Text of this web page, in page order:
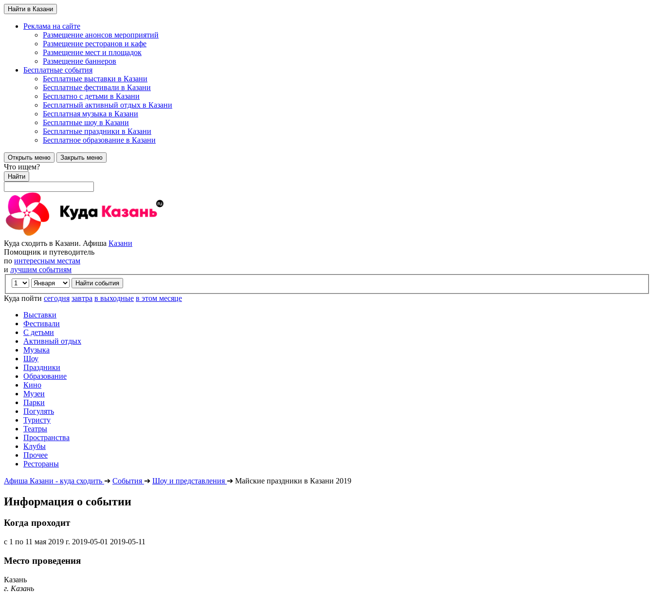
Найти в Казани
Реклама на сайте
Размещение анонсов мероприятий
Размещение ресторанов и кафе
Размещение мест и площадок
Размещение баннеров
Бесплатные события
Бесплатные выставки в Казани
Бесплатные фестивали в Казани
Бесплатно с детьми в Казани
Бесплатный активный отдых в Казани
Бесплатная музыка в Казани
Бесплатные шоу в Казани
Бесплатные праздники в Казани
Бесплатное образование в Казани
Открыть меню Закрыть меню
Что ищем?
Найти
Куда сходить в Казани. Афиша Казани
Помощник и путеводитель
по интересным местам
и лучшим событиям
Куда пойти сегодня завтра в выходные в этом месяце
Выставки
Фестивали
С детьми
Активный отдых
Музыка
Шоу
Праздники
Образование
Кино
Музеи
Парки
Погулять
Туристу
Театры
Пространства
Клубы
Прочее
Рестораны
Афиша Казани - куда сходить ➔ События ➔ Шоу и представления ➔ Майские праздники в Казани 2019
Информация о событии
Когда проходит
с 1 по 11 мая 2019 г. 2019-05-01 2019-05-11
Место проведения
Казань
г. Казань